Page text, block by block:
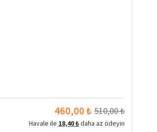
460,00 ₺ 510,00 ₺
Havale ile 18,40 ₺ daha az ödeyin